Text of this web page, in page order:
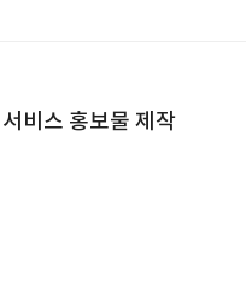
비스 홍보물 제작